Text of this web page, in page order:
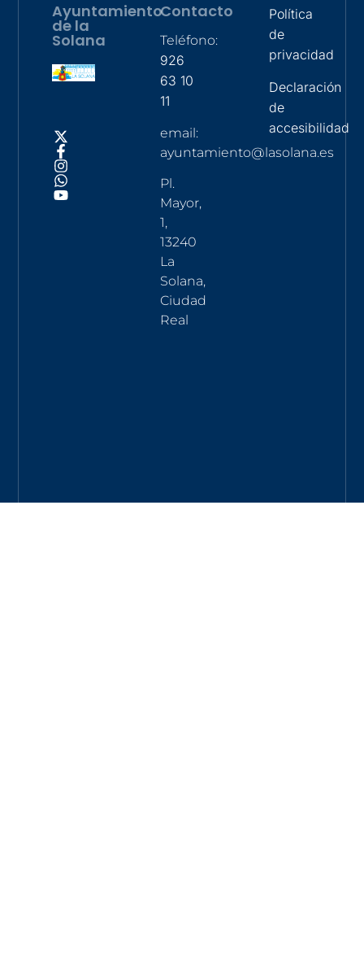
Ayuntamiento
de la
Solana
Contacto
Teléfono:
926
63 10
11
email:
ayuntamiento@lasolana.es
Pl.
Mayor,
1,
13240
La
Solana,
Ciudad
Real
Política
de
privacidad
Declaración
de
accesibilidad